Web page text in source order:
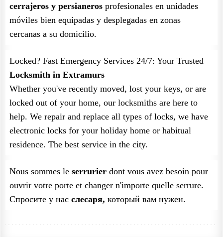
cerrajeros y persianeros profesionales en unidades
móviles bien equipadas y desplegadas en zonas
cercanas a su domicilio.
Locked? Fast Emergency Services 24/7: Your Trusted
Locksmith in Extramurs
Whether you've recently moved, lost your keys, or are
locked out of your home, our locksmiths are here to
help. We repair and replace all types of locks, we have
electronic locks for your holiday home or habitual
residence. The best service in the city.
Nous sommes le serrurier dont vous avez besoin pour
ouvrir votre porte et changer n'importe quelle serrure.
Спросите у нас слесаря, который вам нужен.